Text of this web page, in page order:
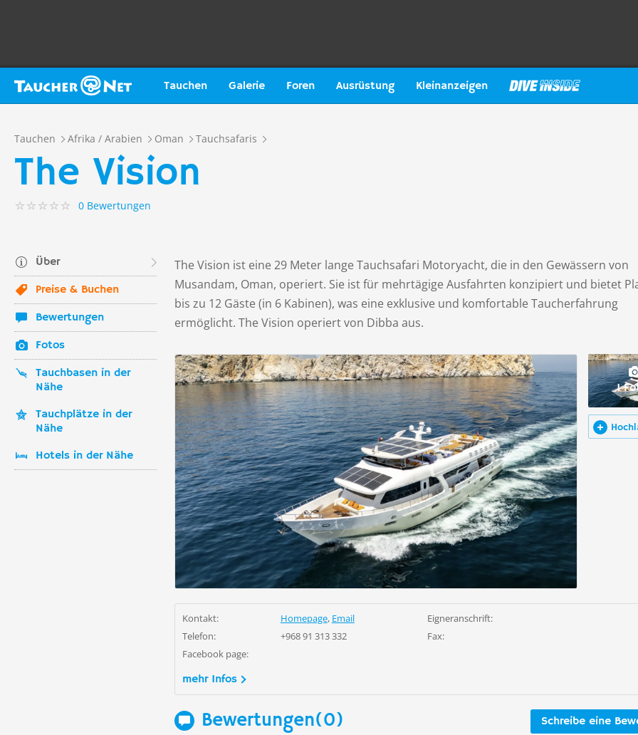
Tauchen Galerie Foren Ausrüstung Kleinanzeigen
Tauchen Afrika / Arabien Oman Tauchsafaris
The Vision
0 Bewertungen
Über
Preise & Buchen
Bewertungen
Fotos
Tauchbasen in der
Nähe
Tauchplätze in der
Nähe
Hotels in der Nähe
The Vision ist eine 29 Meter lange Tauchsafari Motoryacht, die in den Gewässern von
Musandam, Oman, operiert. Sie ist für mehrtägige Ausfahrten konzipiert und bietet
bis zu 12 Gäste (in 6 Kabinen), was eine exklusive und komfortable Taucherfahrung
ermöglicht. The Vision operiert von Dibba aus.
1
Kontakt: Homepage, Email
Eigneranschrift:
Telefon:
+968 91 313 332
Fax:
Facebook page:
mehr Infos
Schreibe eine
Bewertungen(0)